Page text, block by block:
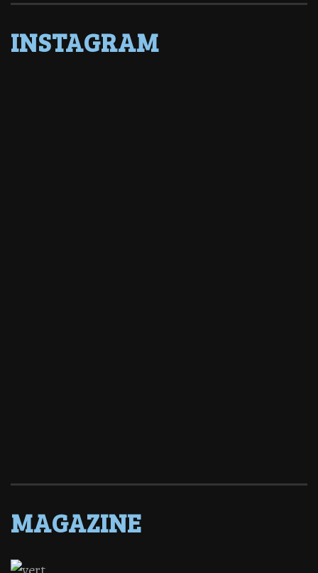
INSTAGRAM
MAGAZINE